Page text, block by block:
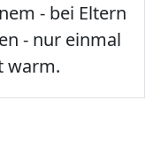
- bei Eltern
- nur einmal
warm.